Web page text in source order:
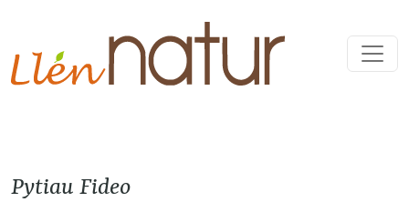
Pytiau Fideo